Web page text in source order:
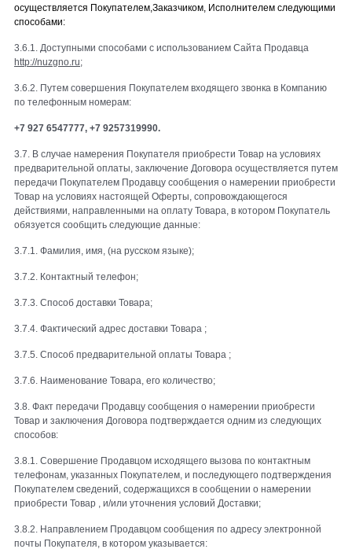
осуществляется Покупателем,Заказчиком, Исполнителем следующими
способами:
3.6.1. Доступными способами с использованием Сайта Продавца
http://nuzgno.ru;
3.6.2. Путем совершения Покупателем входящего звонка в Компанию
по телефонным номерам:
+7 927 6547777, +7 9257319990.
3.7. В случае намерения Покупателя приобрести Товар на условиях
предварительной оплаты, заключение Договора осуществляется путем
передачи Покупателем Продавцу сообщения о намерении приобрести
Товар на условиях настоящей Оферты, сопровождающегося
действиями, направленными на оплату Товара, в котором Покупатель
обязуется сообщить следующие данные:
3.7.1. Фамилия, имя, (на русском языке);
3.7.2. Контактный телефон;
3.7.3. Способ доставки Товара;
3.7.4. Фактический адрес доставки Товара ;
3.7.5. Способ предварительной оплаты Товара ;
3.7.6. Наименование Товара, его количество;
3.8. Факт передачи Продавцу сообщения о намерении приобрести
Товар и заключения Договора подтверждается одним из следующих
способов:
3.8.1. Совершение Продавцом исходящего вызова по контактным
телефонам, указанных Покупателем, и последующего подтверждения
Покупателем сведений, содержащихся в сообщении о намерении
приобрести Товар , и/или уточнения условий Доставки;
3.8.2. Направлением Продавцом сообщения по адресу электронной
почты Покупателя, в котором указывается: